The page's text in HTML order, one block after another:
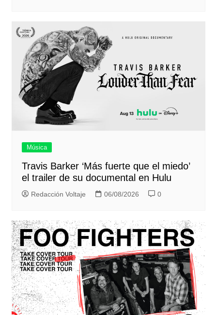
Música
Travis Barker ‘Más fuerte que el miedo’
el trailer de su documental en Hulu
Redacción Voltaje 06/08/2026 0